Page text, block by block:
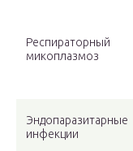
Респираторный
микоплазмоз
Эндопаразитарные
инфекции